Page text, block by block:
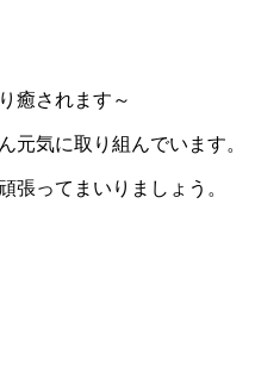
癒されます～
元気に取り組んでいます。
張ってまいりましょう。